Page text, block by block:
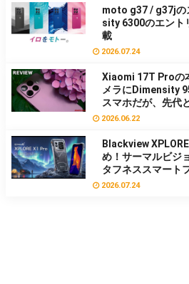
moto g37 / g37jの
sity 6300のエント
載
2026.07.24
Xiaomi 17T Proの
メラにDimensity
スマホだが、先代
2026.06.22
Blackview
め！サーマルビジ
タフネススマート
2026.07.24